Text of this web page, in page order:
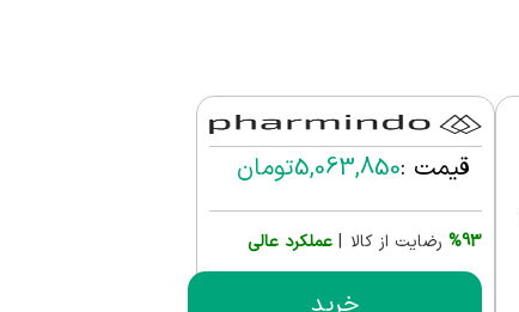
قیمت :5,063,850تومان
%93 رضایت از کالا | عملکرد عالی
خرید